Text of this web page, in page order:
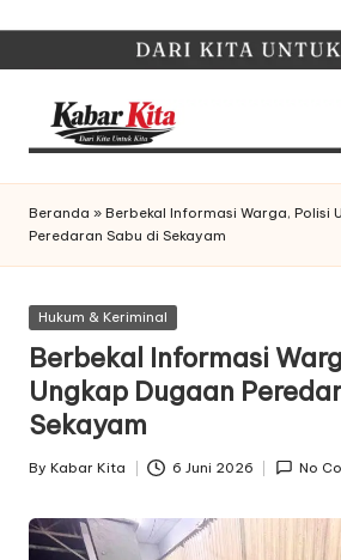
content
K
a
b
a
r
K
it
a
Beranda » Berbekal Informasi Warga, Polisi
Peredaran Sabu di Sekayam
Posted
Hukum & Keriminal
Berbekal Informasi
Ungkap Dugaan
Sekayam
Posted
By Kabar Kita 6 Juni 2026 No